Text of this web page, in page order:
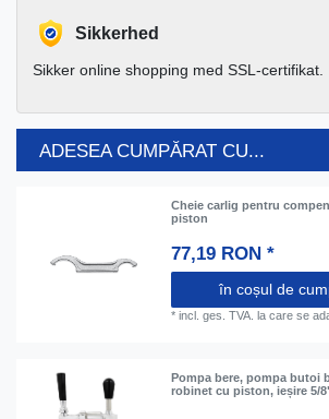
Sikkerhed
Sikker online shopping med SSL-certifikat.
ADESEA CUMPĂRAT CU...
Cheie carlig pentru
piston
77,19 RON *
în coșul de
*incl. ges. TVA. la care se
Pompa bere, pompa butoi
robinet cu piston, ieșire 5/